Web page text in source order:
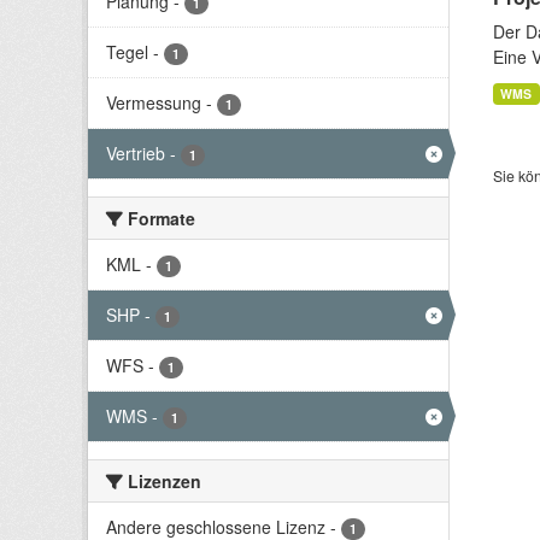
Tegel - 1
Vermessung - 1
Vertrieb - 1
Formate
KML - 1
SHP - 1
WFS - 1
WMS - 1
Lizenzen
Andere geschlossene Lizenz - 1
Der
Eine
WMS
Sie